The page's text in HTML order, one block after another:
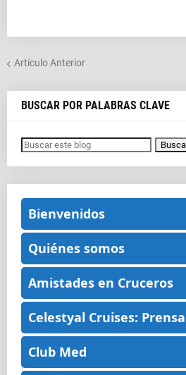
Artículo Anterior
BUSCAR POR PALABRAS CLAVE
Bienvenidos
Quiénes somos
Amistades en Cruceros
Celestyal Cruises:
Club Med